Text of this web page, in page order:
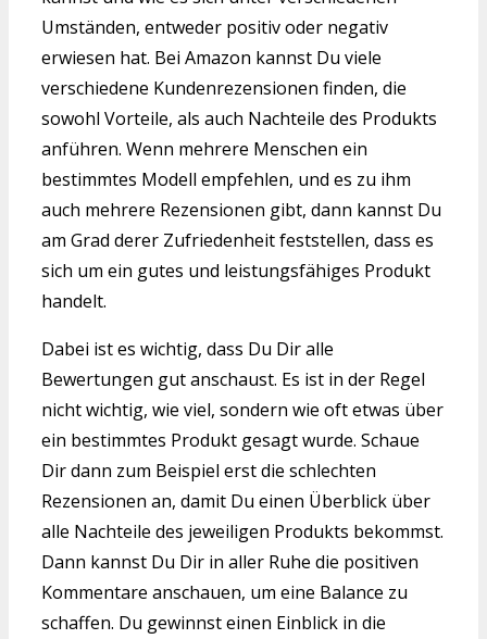
Umständen, entweder positiv oder negativ
erwiesen hat. Bei Amazon kannst Du viele
verschiedene Kundenrezensionen finden, die
sowohl Vorteile, als auch Nachteile des Produkts
anführen. Wenn mehrere Menschen ein
bestimmtes Modell empfehlen, und es zu ihm
auch mehrere Rezensionen gibt, dann kannst Du
am Grad derer Zufriedenheit feststellen, dass es
sich um ein gutes und leistungsfähiges Produkt
handelt.
Dabei ist es wichtig, dass Du Dir alle
Bewertungen gut anschaust. Es ist in der Regel
nicht wichtig, wie viel, sondern wie oft etwas über
ein bestimmtes Produkt gesagt wurde. Schaue
Dir dann zum Beispiel erst die schlechten
Rezensionen an, damit Du einen Überblick über
alle Nachteile des jeweiligen Produkts bekommst.
Dann kannst Du Dir in aller Ruhe die positiven
Kommentare anschauen, um eine Balance zu
schaffen. Du gewinnst einen Einblick in die